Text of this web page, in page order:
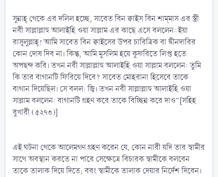
সুন্নাহ্‌ থেকে এর দলিল হচ্ছে, সাবেত বিন ক্বাইস বিন শাম্‌মাস এর স্ত্রী
নবী সাল্লাল্লাহু আলাইহি ওয়া সাল্লাম এর কাছে এসে বললেন: ইয়া
রাসূলুল্লাহ্‌! আমি সাবেত বিন ক্বাইসের উপর চারিত্রিক বা দ্বীনদারির
কোন দোষ দিব না। কিন্তু, আমি মুসলিম হয়ে কুফরিতে লিপ্ত হতে
অপছন্দ করি। তখন নবী সাল্লাল্লাহু আলাইহি ওয়া সাল্লাম বললেন: তুমি
কি তার বাগানটি ফিরিয়ে দিবে? সাবেত মোহরানা হিসেবে তাকে
বাগান দিয়েছিল। সে বলল: জ্বি। তখন নবী সাল্লাল্লাহু আলাইহি ওয়া
সাল্লাম বললেন: বাগানটি গ্রহণ করে তাকে বিচ্ছিন্ন করে দাও”[সহিহ
বুখারী (৫২৭৩)]
এই ঘটনা থেকে আলেমগণ গ্রহণ করেন যে, কোন নারী যদি তার স্বামীর
সাথে অবস্থান করতে না পারে সেক্ষেত্রে বিচারক স্বামীকে বলবেন
তাকে তালাক দিয়ে দিতে; বরং স্বামীকে তালাক দেয়ার নির্দেশ দিবেন।